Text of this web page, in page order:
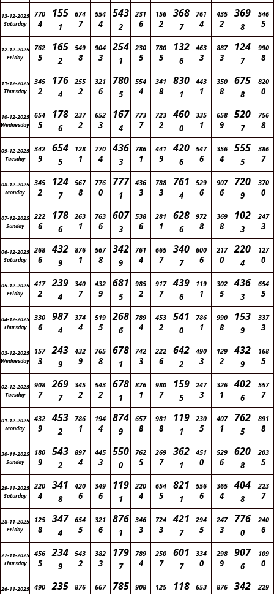
13-12-2025
Saturday
770
4
155
1
674
7
554
4
543
2
231
6
156
2
368
7
761
4
435
2
369
8
546
5
12-12-2025
Friday
762
5
165
2
549
8
904
3
254
1
230
5
780
5
132
6
463
3
887
3
124
7
990
8
11-12-2025
Thursday
345
2
176
4
255
2
321
6
780
5
554
4
341
8
830
1
443
1
350
8
675
8
820
0
10-12-2025
Wednesday
654
5
178
6
237
2
652
3
167
4
773
7
723
2
460
0
335
1
658
9
520
7
756
8
09-12-2025
Tuesday
342
9
654
5
128
1
770
4
436
3
786
1
441
9
420
6
547
6
356
4
555
5
386
7
08-12-2025
Monday
345
2
124
7
567
8
776
0
777
1
436
3
788
3
761
4
529
6
907
6
720
9
370
0
07-12-2025
Sunday
222
6
178
6
263
1
763
6
607
3
538
6
281
1
628
6
972
8
369
8
102
3
247
3
06-12-2025
Saturday
268
6
432
9
876
1
567
8
342
9
761
4
665
7
340
7
600
6
217
0
220
4
127
0
05-12-2025
Friday
417
2
239
4
340
7
432
9
681
5
985
2
917
7
439
6
119
1
302
5
436
3
654
5
04-12-2025
Thursday
330
6
987
4
374
4
519
5
268
6
789
4
453
2
541
0
786
1
990
8
153
9
337
3
03-12-2025
Wednesday
157
3
243
9
432
9
765
8
678
1
742
3
222
6
642
2
490
3
129
2
432
9
168
5
02-12-2025
Tuesday
908
7
269
7
345
2
543
2
678
1
876
1
980
7
159
5
247
3
326
1
402
6
557
7
01-12-2025
Monday
432
9
453
2
786
1
194
4
874
9
657
8
981
8
119
1
230
5
407
1
762
5
891
8
30-11-2025
Sunday
180
9
543
2
897
4
445
3
550
0
762
5
269
7
362
1
451
0
529
6
620
8
203
5
29-11-2025
Saturday
220
4
341
8
420
6
349
6
119
1
220
4
654
5
821
1
556
6
365
4
404
8
223
7
28-11-2025
Friday
125
8
347
4
654
5
321
6
876
1
346
3
724
3
421
7
294
5
247
3
776
0
240
6
27-11-2025
Thursday
456
5
234
9
543
2
382
3
179
7
789
4
250
7
601
7
334
0
298
9
907
6
109
0
26-11-2025
490 235 876 667 785 908 125 118 653 876 342 229